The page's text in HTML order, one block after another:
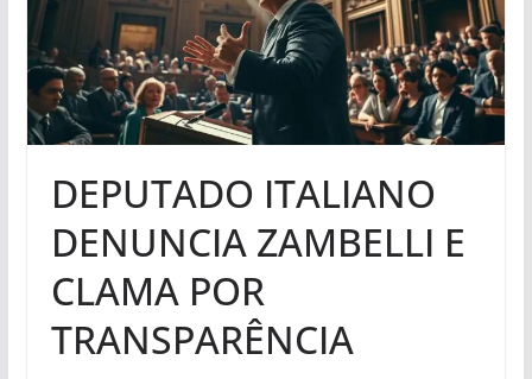
DEPUTADO ITALIANO
DENUNCIA ZAMBELLI E
CLAMA POR
TRANSPARÊNCIA